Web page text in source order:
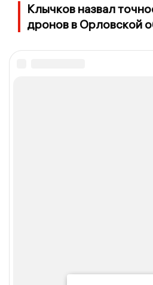
Клычков назвал
дронов в Орловской